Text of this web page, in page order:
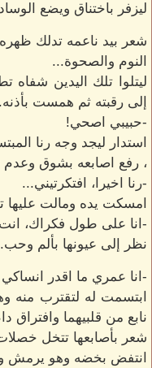
ليزفر باختناق ويضع
شعر بيد ناعمه تدلك
النوم والصحوة...
ليتلوا تلك اليدين
إلى رقبته ثم همست
-حبيبي اصحي!
استدار ليجد وجه رنا
، رفع اصابعه بشوق
-رنا اخيرا، افتكرتيني...
امسكت يده ومالت عليها
-انا على طول فكراك،
نظر إلى عيونها بألم
-انا عمري ما اقدر انساكي
ابتسمت له لتقترب منه
نابع من قلبيهما وافتراق
شعر بأصابعها تتخل
انتفض بخضه وهو يرمش